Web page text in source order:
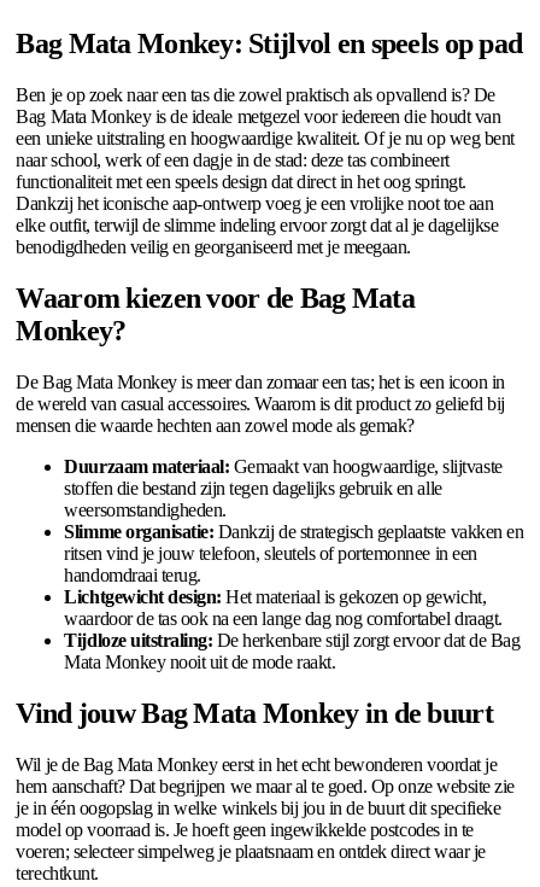
Bag Mata Monkey: Stijlvol en speels op pad
Ben je op zoek naar een tas die zowel praktisch als opvallend is? De
Bag Mata Monkey is de ideale metgezel voor iedereen die houdt van
een unieke uitstraling en hoogwaardige kwaliteit. Of je nu op weg bent
naar school, werk of een dagje in de stad: deze tas combineert
functionaliteit met een speels design dat direct in het oog springt.
Dankzij het iconische aap-ontwerp voeg je een vrolijke noot toe aan
elke outfit, terwijl de slimme indeling ervoor zorgt dat al je dagelijkse
benodigdheden veilig en georganiseerd met je meegaan.
Waarom kiezen voor de Bag Mata
Monkey?
De Bag Mata Monkey is meer dan zomaar een tas; het is een icoon in
de wereld van casual accessoires. Waarom is dit product zo geliefd bij
mensen die waarde hechten aan zowel mode als gemak?
Duurzaam materiaal: Gemaakt van hoogwaardige, slijtvaste
stoffen die bestand zijn tegen dagelijks gebruik en alle
weersomstandigheden.
Slimme organisatie: Dankzij de strategisch geplaatste vakken en
ritsen vind je jouw telefoon, sleutels of portemonnee in een
handomdraai terug.
Lichtgewicht design: Het materiaal is gekozen op gewicht,
waardoor de tas ook na een lange dag nog comfortabel draagt.
Tijdloze uitstraling: De herkenbare stijl zorgt ervoor dat de Bag
Mata Monkey nooit uit de mode raakt.
Vind jouw Bag Mata Monkey in de buurt
Wil je de Bag Mata Monkey eerst in het echt bewonderen voordat je
hem aanschaft? Dat begrijpen we maar al te goed. Op onze website zie
je in één oogopslag in welke winkels bij jou in de buurt dit specifieke
model op voorraad is. Je hoeft geen ingewikkelde postcodes in te
voeren; selecteer simpelweg je plaatsnaam en ontdek direct waar je
terechtkunt.